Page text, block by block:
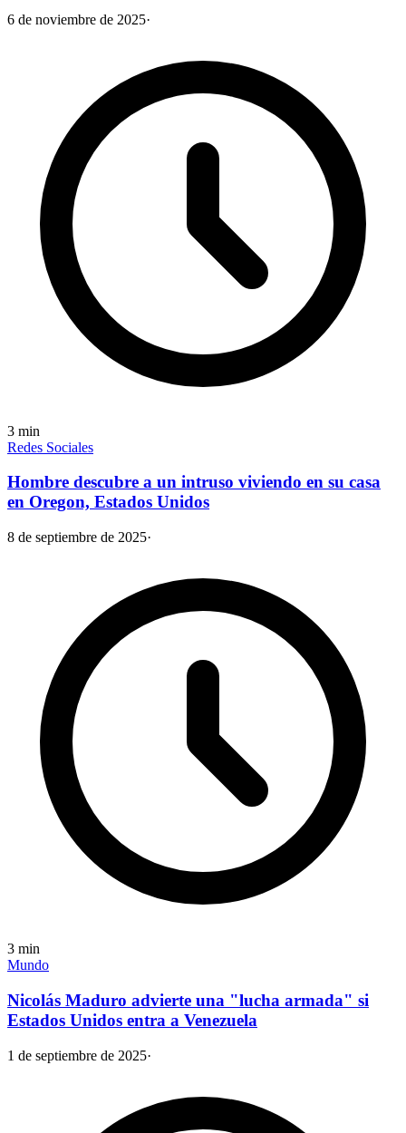
6 de noviembre de 2025·
3 min
Redes Sociales
Hombre descubre a un intruso viviendo en su casa
en Oregon, Estados Unidos
8 de septiembre de 2025·
3 min
Mundo
Nicolás Maduro advierte una "lucha armada" si
Estados Unidos entra a Venezuela
1 de septiembre de 2025·